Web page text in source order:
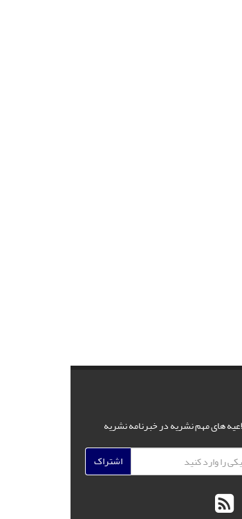
های مهم نشریه در خبرنامه نشریه
اشتراک